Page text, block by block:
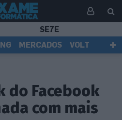
SE7E
MERCADOS
VOLT
do Facebook
com mais